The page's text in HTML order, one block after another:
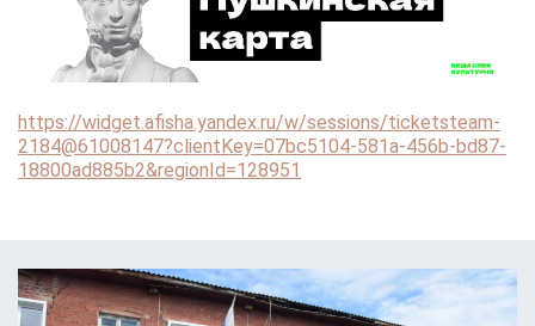
https://widget.afisha.yandex.ru/w/sessions/ticketsteam-
2184@61008147?clientKey=07bc5104-581a-456b-bd87-
18800ad885b2&regionId=128951